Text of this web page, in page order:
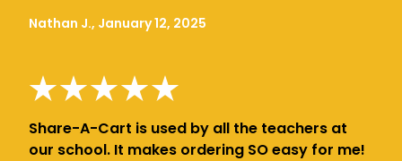
Nathan J., January 12, 2025
Share-A-Cart is used by all the teachers at
our school. It makes ordering SO easy for me!